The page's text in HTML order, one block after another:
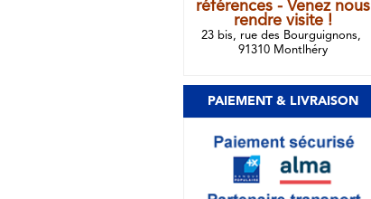
références - Venez nous
rendre visite !
23 bis, rue des Bourguignons,
91310 Montlhéry
PAIEMENT & LIVRAISON